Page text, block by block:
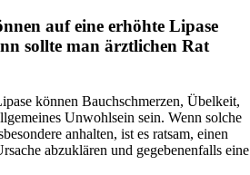
auf eine erhöhte Lipase
sollte man ärztlichen Rat
können Bauchschmerzen, Übelkeit,
Unwohlsein sein. Wenn solche
anhalten, ist es ratsam, einen
abzuklären und gegebenenfalls eine